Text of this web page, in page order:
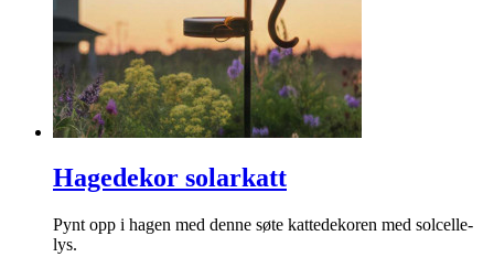
Hagedekor solarkatt
Pynt opp i hagen med denne søte kattedekoren med solcelle­
lys.